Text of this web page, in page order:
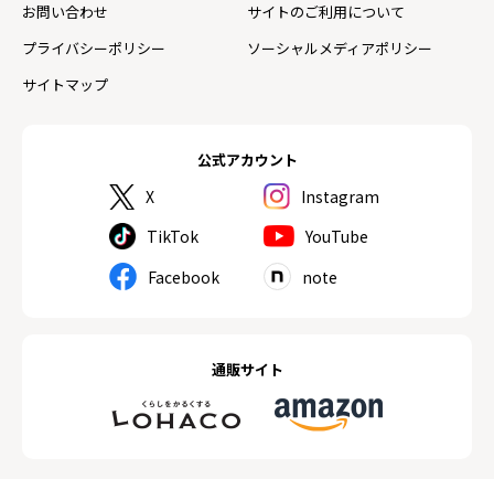
公式アカウント
X
Instagram
TikTok
YouTube
Facebook
note
通販サイト
お問い合わせ
サイトのご利用について
プライバシーポリシー
ソーシャルメディアポリシー
サイトマップ